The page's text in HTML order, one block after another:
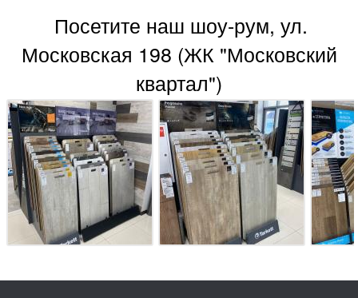
Посетите наш шоу-рум, ул.
Московская 198 (ЖК "Московский
квартал")